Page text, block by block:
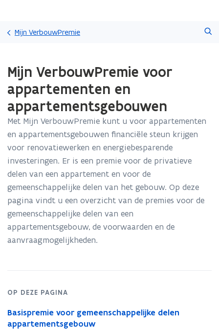
gaan
Mijn VerbouwPremie
met
laden.
bevindt
zich
op:
VerbouwPremie
voor
appartementen
appartementsgebouwen
Mijn VerbouwPremie voor
appartementen en
appartementsgebouwen
Met Mijn VerbouwPremie kunt u voor appartementen
en appartementsgebouwen financiële steun krijgen
voor renovatiewerken en energiebesparende
investeringen. Er is een premie voor de privatieve
delen van een appartement en voor de
gemeenschappelijke delen van het gebouw. Op deze
pagina vindt u een overzicht van de premies voor de
gemeenschappelijke delen van een
appartementsgebouw, de voorwaarden en de
aanvraagmogelijkheden.
OP DEZE PAGINA
Basispremie voor gemeenschappelijke delen
appartementsgebouw